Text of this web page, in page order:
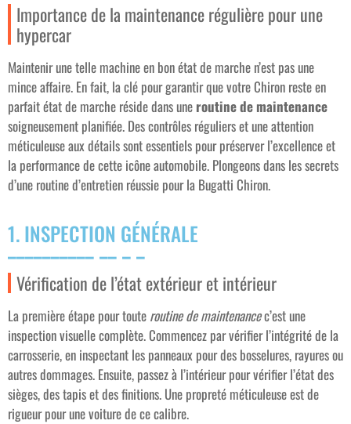
Importance de la maintenance régulière pour une
hypercar
Maintenir une telle machine en bon état de marche n’est pas une
mince affaire. En fait, la clé pour garantir que votre Chiron reste en
parfait état de marche réside dans une routine de maintenance
soigneusement planifiée. Des contrôles réguliers et une attention
méticuleuse aux détails sont essentiels pour préserver l’excellence et
la performance de cette icône automobile. Plongeons dans les secrets
d’une routine d’entretien réussie pour la Bugatti Chiron.
1. INSPECTION GÉNÉRALE
Vérification de l’état extérieur et intérieur
La première étape pour toute routine de maintenancec’est une
inspection visuelle complète. Commencez par vérifier l’intégrité de la
carrosserie, en inspectant les panneaux pour des bosselures, rayures ou
autres dommages. Ensuite, passez à l’intérieur pour vérifier l’état des
sièges, des tapis et des finitions. Une propreté méticuleuse est de
rigueur pour une voiture de ce calibre.